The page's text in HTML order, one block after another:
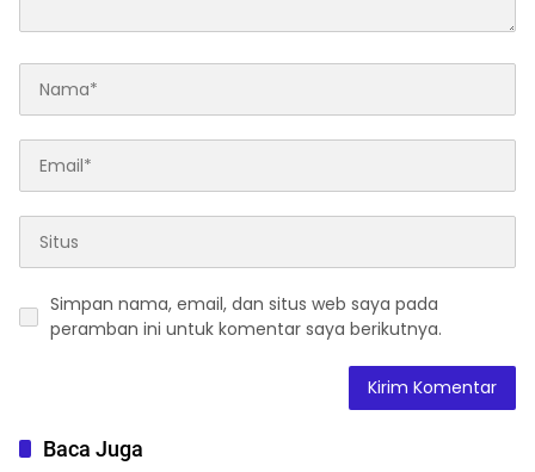
Simpan nama, email, dan situs web saya pada
peramban ini untuk komentar saya berikutnya.
Baca Juga